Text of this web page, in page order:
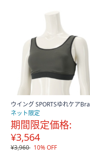
ウイング SPORTSゆれケアBra
ネット限定
期間限定価格:
¥3,564
¥3,960 10% OFF